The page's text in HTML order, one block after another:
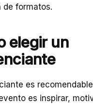
de formatos.
elegir un
es
es inspirar,